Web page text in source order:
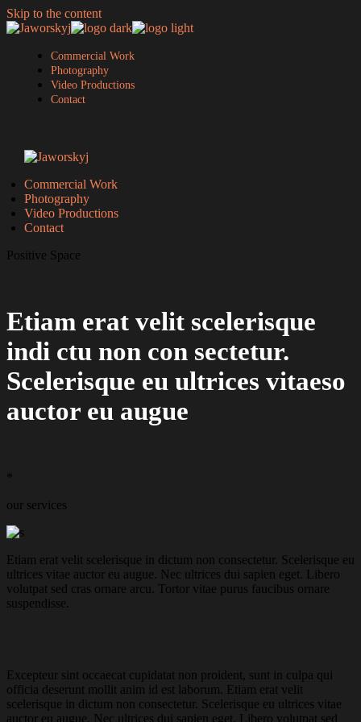
Skip to the content
Commercial Work
Photography
Video Productions
Contact
Commercial Work
Photography
Video Productions
Contact
Positive Space
Etiam erat velit scelerisque
indi ctu non con sectetur.
Scelerisque eu ultrices vitaeso
auctor eu augue
our services
Etiam erat velit scelerisque in dictum non consectetur. Scelerisque eu
ultrices vitae auctor eu augue. Nec ultrices dui sapien eget. Libero
volutpat sed cras ornare arcu. Tortor vitae purus faucibus ornare
suspendisse.
Excepteur sint occaecat cupidatat non proident, sunt in culpa qui
officia deserunt mollit anim id est laborum. Etiam erat velit
scelerisque in dictum non consectetur. Scelerisque eu ultrices vitae
auctor eu augue. Nec ultrices dui sapien eget. Libero volutpat sed